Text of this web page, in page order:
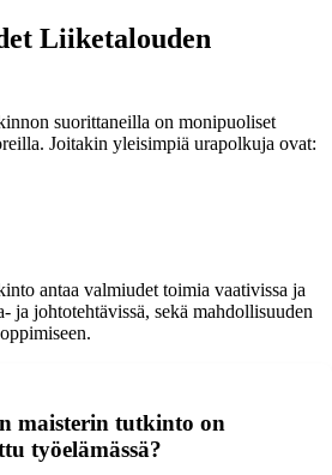
Liiketalouden
suorittaneilla on monipuoliset
Joitakin yleisimpiä urapolkuja ovat:
antaa valmiudet toimia vaativissa ja
ja johtotehtävissä, sekä mahdollisuuden
maisterin tutkinto on
työelämässä?